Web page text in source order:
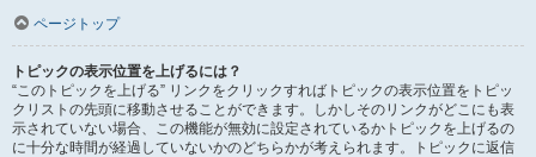
ページトップ
トピックの表示位置を上げるには？
“このトピックを上げる” リンクをクリックすればトピックの表示位置をトピッ
クリストの先頭に移動させることができます。しかしそのリンクがどこにも表
示されていない場合、この機能が無効に設定されているかトピックを上げるの
に十分な時間が経過していないかのどちらかが考えられます。トピックに返信